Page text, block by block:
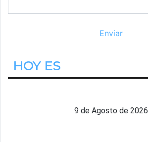
HOY ES
9 de Agosto de 2026